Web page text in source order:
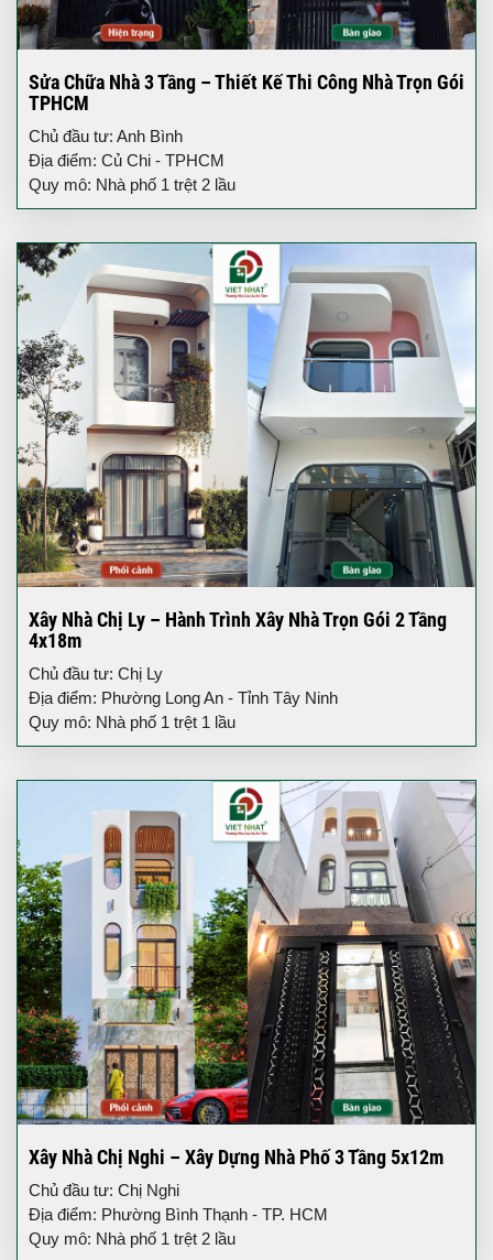
Sửa Chữa Nhà 3 Tầng – Thiết Kế Thi Công Nhà Trọn Gói
TPHCM
Chủ đầu tư: Anh Bình
Địa điểm: Củ Chi - TPHCM
Quy mô: Nhà phố 1 trệt 2 lầu
Xây Nhà Chị Ly – Hành Trình Xây Nhà Trọn Gói 2 Tầng
4x18m
Chủ đầu tư: Chị Ly
Địa điểm: Phường Long An - Tỉnh Tây Ninh
Quy mô: Nhà phố 1 trệt 1 lầu
Xây Nhà Chị Nghi – Xây Dựng Nhà Phố 3 Tầng 5x12m
Chủ đầu tư: Chị Nghi
Địa điểm: Phường Bình Thạnh - TP. HCM
Quy mô: Nhà phố 1 trệt 2 lầu